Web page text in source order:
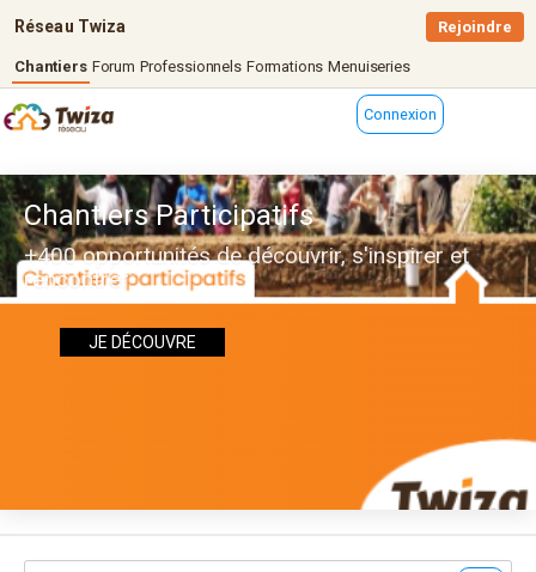
Réseau Twiza
Chantiers Forum Professionnels Formations Menuiseries
Rejoindre
Connexion
Chantiers Participatifs
+400 opportunités de découvrir, s'inspirer et
rencontrer
JE DÉCOUVRE